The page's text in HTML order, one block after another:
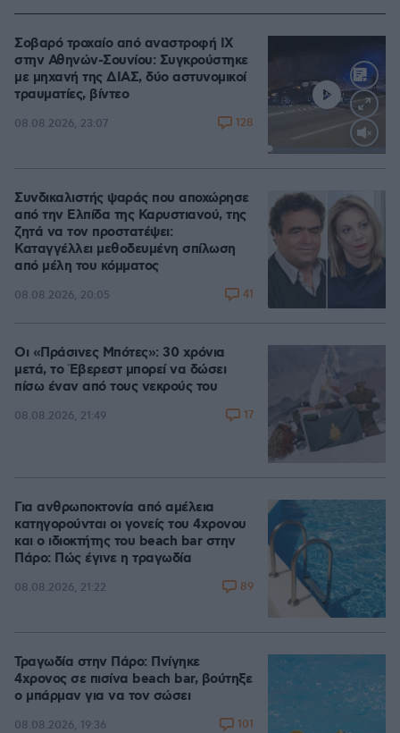
Σοβαρό τροχαίο από αναστροφή ΙΧ
στην Αθηνών-Σουνίου: Συγκρούστηκε
με μηχανή της ΔΙΑΣ, δύο αστυνομικοί
τραυματίες, βίντεο
08.08.2026, 23:07 128
Συνδικαλιστής ψαράς που αποχώρησε
από την Ελπίδα της Καρυστιανού, της
ζητά να τον προστατέψει:
Καταγγέλλει μεθοδευμένη σπίλωση
από μέλη του κόμματος
08.08.2026, 20:05 41
Οι «Πράσινες Μπότες»: 30 χρόνια
μετά, το Έβερεστ μπορεί να δώσει
πίσω έναν από τους νεκρούς του
08.08.2026, 21:49 17
Για ανθρωποκτονία από αμέλεια
κατηγορούνται οι γονείς του 4χρονου
και ο ιδιοκτήτης του beach bar στην
Πάρο: Πώς έγινε η τραγωδία
08.08.2026, 21:22 89
Τραγωδία στην Πάρο: Πνίγηκε
4χρονος σε πισίνα beach bar, βούτηξε
ο μπάρμαν για να τον σώσει
08.08.2026, 19:36 101